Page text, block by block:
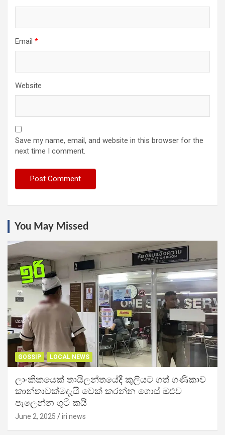
Email *
Website
Save my name, email, and website in this browser for the
next time I comment.
You May Missed
GOSSIP LOCAL NEWS
ලාංකිකයෙක් තායිලන්තයේදී කුලියට ගත් ගණිකාව
කාන්තාවක්මදැයි චෙක් කරන්න ගොස් ඔළුව
පැලෙන්න ගුටි කයි
June 2, 2025 iri news